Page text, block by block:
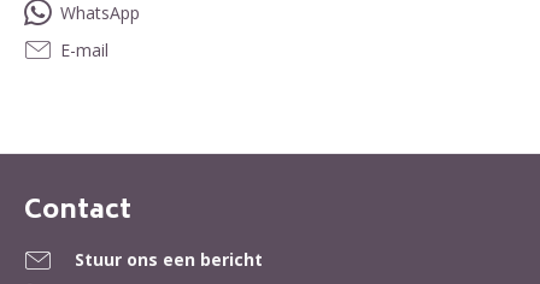
WhatsApp
E-mail
Contactinformatie
Contact
Stuur ons een bericht